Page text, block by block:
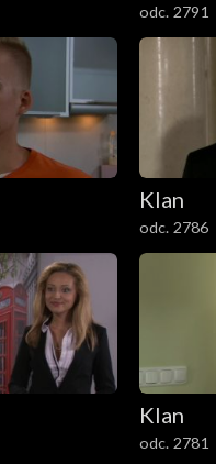
odc. 2791
Klan
odc. 2786
Klan
odc. 2781